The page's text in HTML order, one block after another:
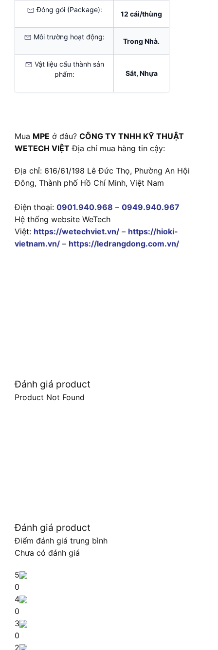
Đóng gói (Package):
12 cái/thùng
Môi trường hoạt động:
Trong Nhà.
Vật liệu cấu thành sản
phẩm:
Sắt, Nhựa
Mua MPE ở đâu? CÔNG TY TNHH KỸ THUẬT
WETECH VIỆT Địa chỉ mua hàng tin cậy:
Địa chỉ: 616/61/198 Lê Đức Thọ, Phường An Hội
Đông, Thành phố Hồ Chí Minh, Việt Nam
Điện thoại: 0901.940.968 – 0949.940.967
Hệ thống website WeTech
Việt: https://wetechviet.vn/ – https://hioki-
vietnam.vn/ – https://ledrangdong.com.vn/
Đánh giá product
Product Not Found
Đánh giá product
Điểm đánh giá trung bình
Chưa có đánh giá
5
0
4
0
3
0
2